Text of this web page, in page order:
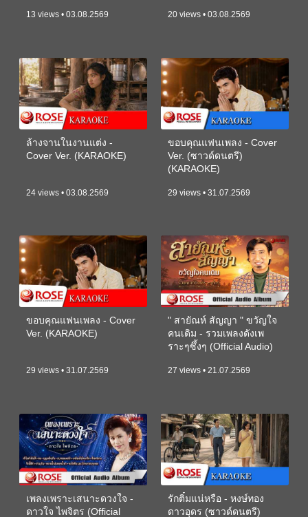
13 views • 03.08.2569 20 views • 03.08.2569
ล้างจานในงานแต่ง -
Cover Ver. (KARAOKE)
24 views • 03.08.2569
ขอบคุณแฟนเพลง - Cover
Ver. (ซาวด์ดนตรี)
(KARAOKE)
29 views • 31.07.2569
ขอบคุณแฟนเพลง - Cover
Ver. (KARAOKE)
29 views • 31.07.2569
" สายัณห์ สัญญา " ขวัญใจ
คนเดิม - รวมเพลงดังเพ
ราะๆซึ้งๆ (Official Audio)
27 views • 21.07.2569
เพลงเพราะเสนาะดวงใจ -
ดาวใจ ไพจิตร (Official
รักติ๋มแน่หรือ - หงษ์ทอง
ดาวอุดร (ซาวด์ดนตรี)